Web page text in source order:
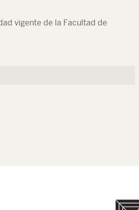
vigente de la Facultad de